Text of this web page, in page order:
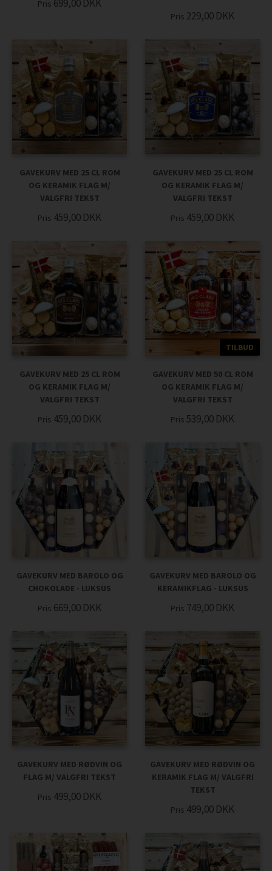
Pris 699,00 DKK
Pris 229,00 DKK
GAVEKURV MED 25 CL ROM
OG KERAMIK FLAG M/
VALGFRI TEKST
Pris 459,00 DKK
GAVEKURV MED 25 CL ROM
OG KERAMIK FLAG M/
VALGFRI TEKST
Pris 459,00 DKK
GAVEKURV MED 25 CL ROM
OG KERAMIK FLAG M/
VALGFRI TEKST
Pris 459,00 DKK
TILBUD
GAVEKURV MED 50 CL ROM
OG KERAMIK FLAG M/
VALGFRI TEKST
Pris 539,00 DKK
GAVEKURV MED BAROLO OG
CHOKOLADE - LUKSUS
Pris 669,00 DKK
GAVEKURV MED BAROLO OG
KERAMIKFLAG - LUKSUS
Pris 749,00 DKK
GAVEKURV MED RØDVIN OG
FLAG M/ VALGFRI TEKST
Pris 499,00 DKK
GAVEKURV MED RØDVIN OG
KERAMIK FLAG M/ VALGFRI
TEKST
Pris 499,00 DKK